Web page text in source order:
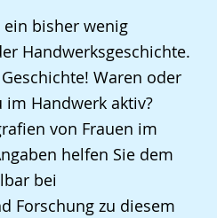
ein bisher wenig
Handwerksgeschichte.
Waren oder
im Handwerk aktiv?
von Frauen im
helfen Sie dem
bei
Forschung zu diesem